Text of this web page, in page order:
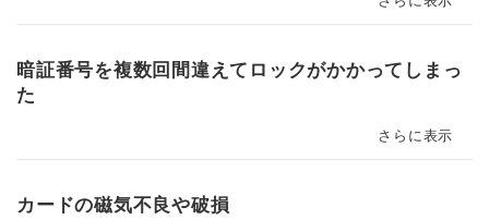
暗証番号を複数回間違えてロックがかかってしまっ
た
さらに表示
カードの磁気不良や破損